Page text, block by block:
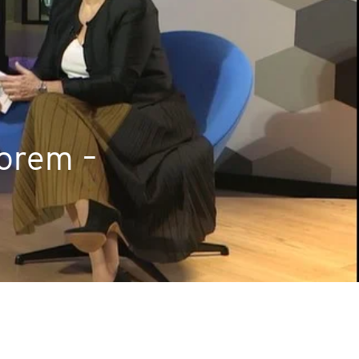
Agile
ACCA - Master’s Degree in
Finance and Accounting - SGH
MSSF w praktyce – studia
podyplomowe
International Finance – studia
podyplomowe
Audyt wewnętrzny – studia
podyplomowe
Master of Business
Administration w Dąbrowie
Accounting Explained:
Nieoczywiste przypadki
księgowe
Kawa z Ekspertem
People&Culture – podręczny
niezbędnik w świecie HR
Tempo Menedżera – znajdź
własne tempo
–